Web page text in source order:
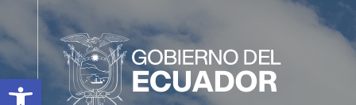
Open toolbar